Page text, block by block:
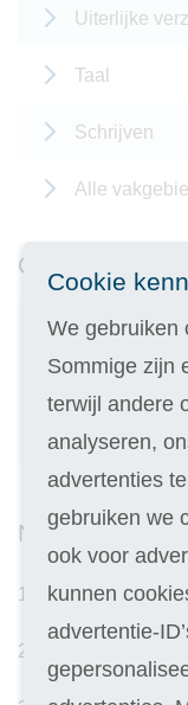
Uiterlijke
Taal
Schrijven
Alle
Onze 402
Nieuwe
1.
2.
Cookie
We gebruiken
Sommige zijn
terwijl andere
analyseren,
advertenties
gebruiken we
ook voor
kunnen
advertentie-